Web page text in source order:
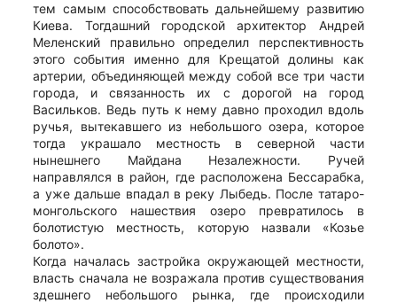
тем самым способствовать дальнейшему развитию
Киева. Тогдашний городской архитектор Андрей
Меленский правильно определил перспективность
этого события именно для Крещатой долины как
артерии, объединяющей между собой все три части
города, и связанность их с дорогой на город
Васильков. Ведь путь к нему давно проходил вдоль
ручья, вытекавшего из небольшого озера, которое
тогда украшало местность в северной части
нынешнего Майдана Незалежности. Ручей
направлялся в район, где расположена Бессарабка,
а уже дальше впадал в реку Лыбедь. После татаро-
монгольского нашествия озеро превратилось в
болотистую местность, которую назвали «Козье
болото».
Когда началась застройка окружающей местности,
власть сначала не возражала против существования
здешнего небольшого рынка, где происходили